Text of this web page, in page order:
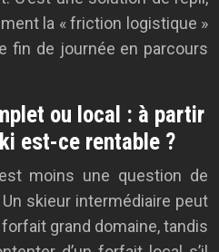
la « friction logistique »
fin de journée en parcours
ou local : à partir
est-ce rentable ?
moins une question de
skieur intermédiaire peut
grand domaine, tandis